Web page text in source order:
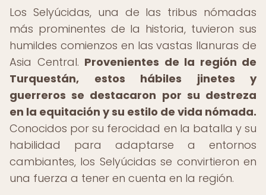
Los Selyúcidas, una de las tribus nómadas
más prominentes de la historia, tuvieron sus
humildes comienzos en las vastas llanuras de
Asia Central. Provenientes de la región de
Turquestán, estos hábiles jinetes y
guerreros se destacaron por su destreza
en la equitación y su estilo de vida nómada.
Conocidos por su ferocidad en la batalla y su
habilidad para adaptarse a entornos
cambiantes, los Selyúcidas se convirtieron en
una fuerza a tener en cuenta en la región.